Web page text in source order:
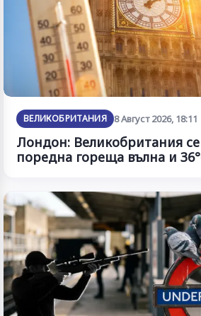
ВЕЛИКОБРИТАНИЯ 8 Август 2026, 18:11
Лондон: Великобритания се
поредна гореща вълна и